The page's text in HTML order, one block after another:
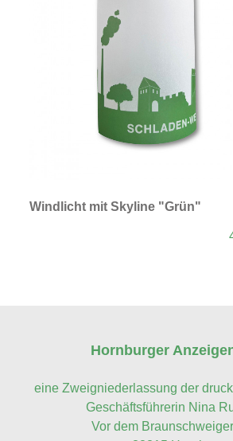
Windlicht mit Skyline "Grün"
Hornburger
eine Zweigniederlassung der
Geschäftsführerin Nina
Vor dem